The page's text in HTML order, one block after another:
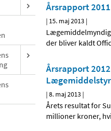
Årsrapport
| 15. maj 2013 |
der bliver kaldt
Årsrapport
|8. maj 2013 |
Årets resultat for
millioner kroner,